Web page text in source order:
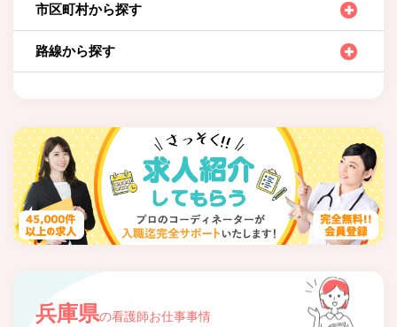
市区町村から探す
路線から探す
兵庫県の看護師お仕事事情